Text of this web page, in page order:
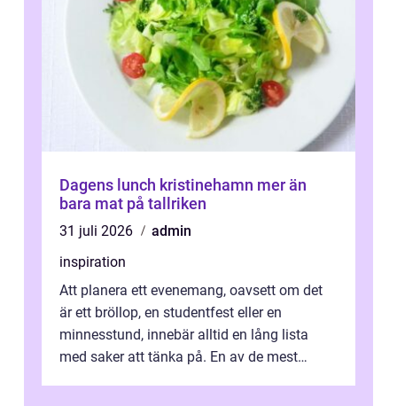
Dagens lunch kristinehamn mer än
bara mat på tallriken
31 juli 2026
admin
inspiration
Att planera ett evenemang, oavsett om det
är ett bröllop, en studentfest eller en
minnesstund, innebär alltid en lång lista
med saker att tänka på. En av de mest